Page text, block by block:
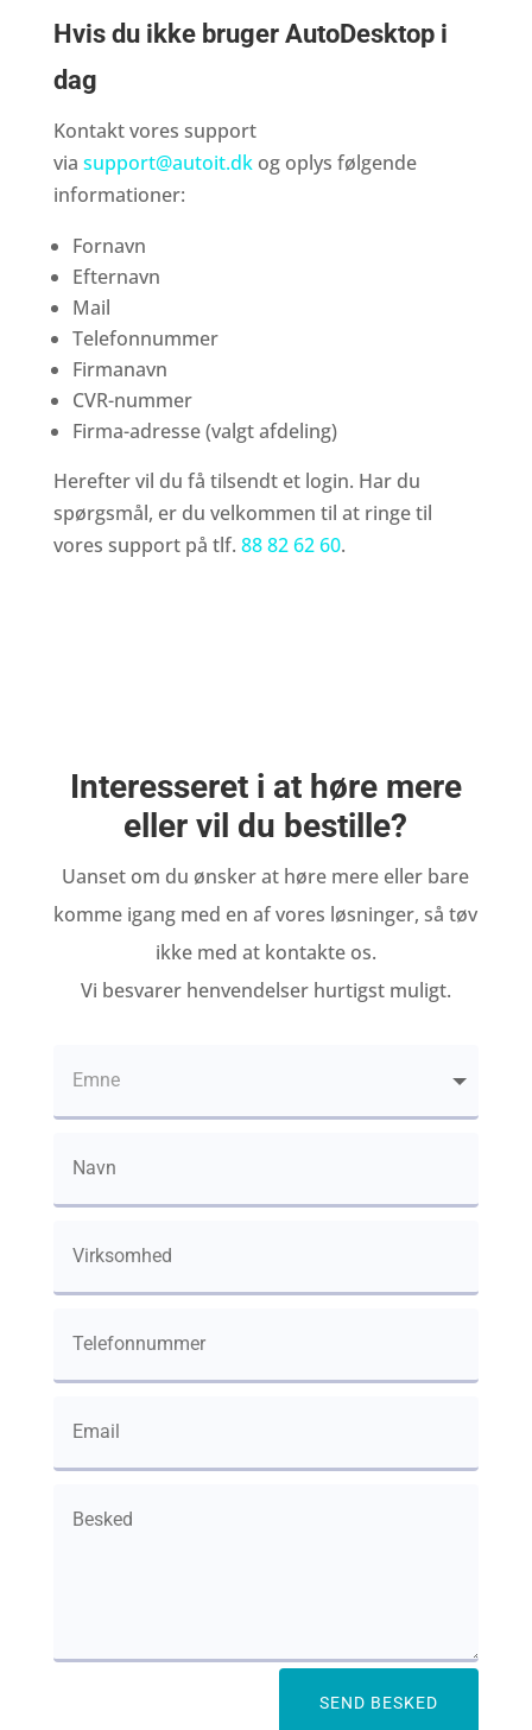
Hvis du ikkebruger AutoDesktop i
dag
Kontakt vores support
via support@autoit.dkog oplys følgende
informationer:
Fornavn
Efternavn
Mail
Telefonnummer
Firmanavn
CVR-nummer
Firma-adresse (valgt afdeling)
Herefter vil du få tilsendt et login. Har du
spørgsmål, er du velkommen til at ringe til
vores support på tlf. 88 82 62 60.
Interesseret i at høre mere
eller vil du bestille?
Uanset om du ønsker at høre mere eller bare
komme igang med en af vores løsninger, så tøv
ikke med at kontakte os.
Vi besvarer henvendelser hurtigst muligt.
SEND BESKED